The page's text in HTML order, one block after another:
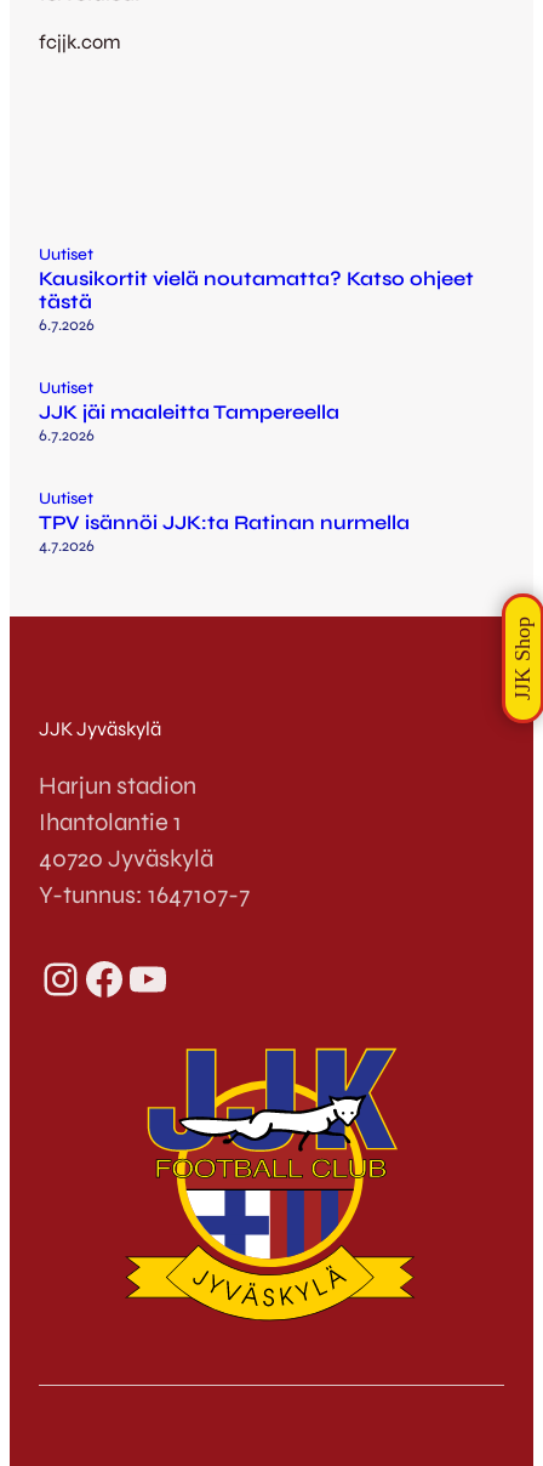
fcjjk.com
Uutiset
Kausikortit vielä noutamatta? Katso ohjeet
tästä
6.7.2026
Uutiset
JJK jäi maaleitta Tampereella
6.7.2026
Uutiset
TPV isännöi JJK:ta Ratinan nurmella
4.7.2026
JJK Jyväskylä
Harjun stadion
Ihantolantie 1
40720 Jyväskylä
Y-tunnus: 1647107-7
InstagramFacebook YouTube